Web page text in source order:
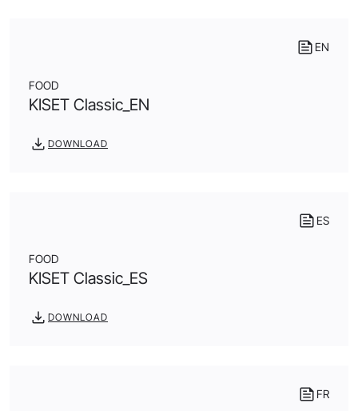
EN
FOOD
KISET Classic_EN
DOWNLOAD
ES
FOOD
KISET Classic_ES
DOWNLOAD
FR